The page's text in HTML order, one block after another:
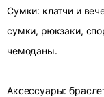
Сумки: клатчи и
сумки, рюкзаки,
чемоданы.
Аксессуары: